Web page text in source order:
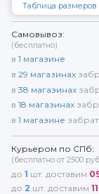
Таблица размеров
Самовывоз:
(бесплатно)
в 1 магазине
в 29 магазинах
в 38 магазинах
в 18 магазинах
в 1 магазине
Курьером по СПб:
(бесплатно от 2500
до 1 шт. доставим
до 2 шт. доставим